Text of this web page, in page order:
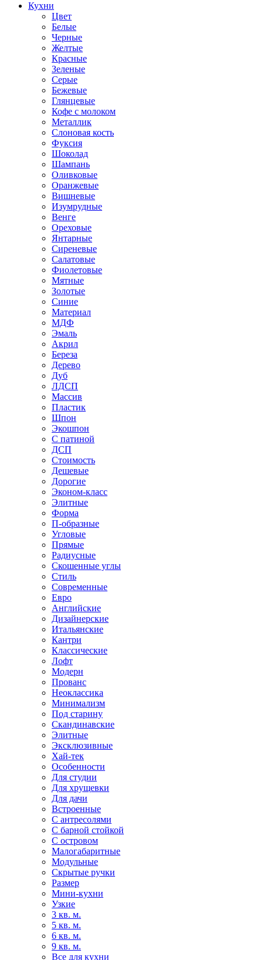
Кухни
Цвет
Белые
Черные
Желтые
Красные
Зеленые
Серые
Бежевые
Глянцевые
Кофе с молоком
Металлик
Слоновая кость
Фуксия
Шоколад
Шампань
Оливковые
Оранжевые
Вишневые
Изумрудные
Венге
Ореховые
Янтарные
Сиреневые
Салатовые
Фиолетовые
Мятные
Золотые
Синие
Материал
МДФ
Эмаль
Акрил
Береза
Дерево
Дуб
ЛДСП
Массив
Пластик
Шпон
Экошпон
С патиной
ДСП
Стоимость
Дешевые
Дорогие
Эконом-класс
Элитные
Форма
П-образные
Угловые
Прямые
Радиусные
Скошенные углы
Стиль
Современные
Евро
Английские
Дизайнерские
Итальянские
Кантри
Классические
Лофт
Модерн
Прованс
Неоклассика
Минимализм
Под старину
Скандинавские
Элитные
Эксклюзивные
Хай-тек
Особенности
Для студии
Для хрущевки
Для дачи
Встроенные
С антресолями
С барной стойкой
С островом
Малогабаритные
Модульные
Скрытые ручки
Размер
Мини-кухни
Узкие
3 кв. м.
5 кв. м.
6 кв. м.
9 кв. м.
Все для кухни